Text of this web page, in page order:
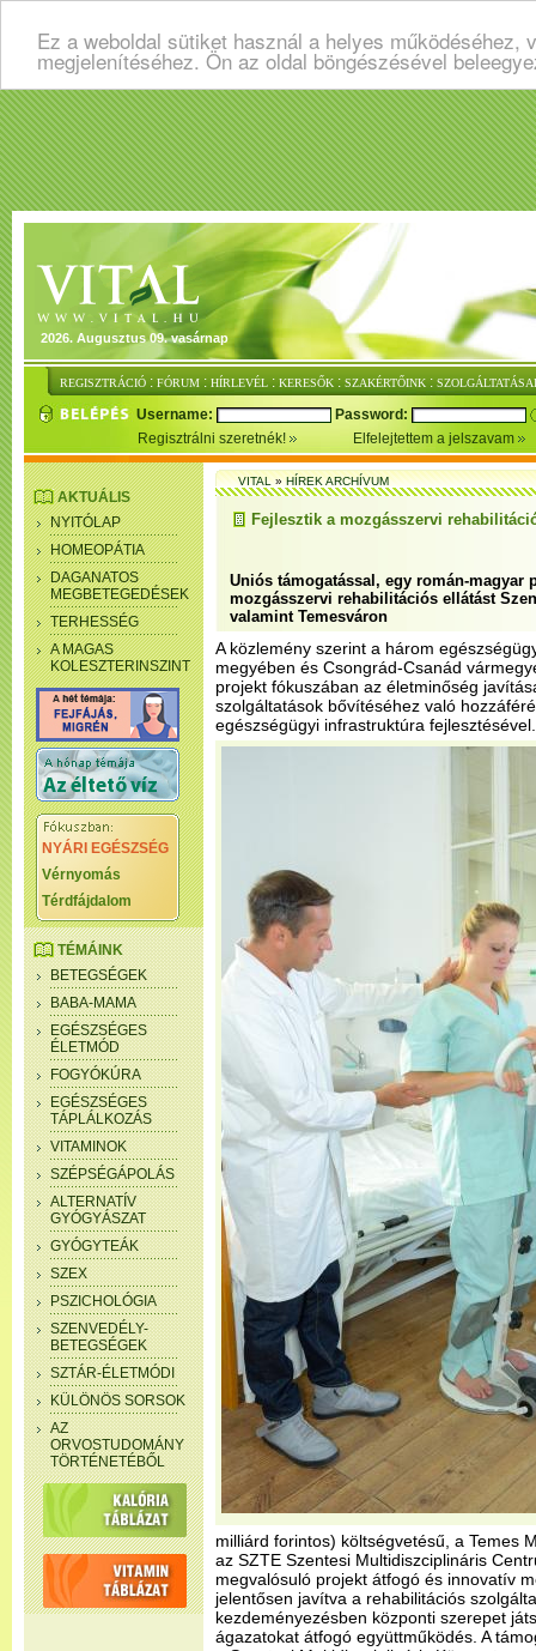
Ez a weboldal sütiket használ a helyes
megjelenítéséhez. Ön az oldal böngészésével
2026. Augusztus 09. vasárnap
REGISZTRÁCIÓ : FÓRUM : HÍRLEVÉL : KERESŐK : SZAKÉRTŐINK :
Username:
Password:
Regisztrálni szeretnék!
Elfelejtettem a jelszavam
AKTUÁLIS
NYITÓLAP
HOMEOPÁTIA
DAGANATOS
MEGBETEGEDÉSEK
TERHESSÉG
A MAGAS
KOLESZTERINSZINT
NYÁRI EGÉSZSÉG
Vérnyomás
Térdfájdalom
TÉMÁINK
BETEGSÉGEK
BABA-MAMA
EGÉSZSÉGES
ÉLETMÓD
FOGYÓKÚRA
EGÉSZSÉGES
TÁPLÁLKOZÁS
VITAMINOK
SZÉPSÉGÁPOLÁS
ALTERNATÍV
GYÓGYÁSZAT
GYÓGYTEÁK
SZEX
PSZICHOLÓGIA
SZENVEDÉLY-
BETEGSÉGEK
SZTÁR-ÉLETMÓDI
KÜLÖNÖS SORSOK
AZ
ORVOSTUDOMÁNY
TÖRTÉNETÉBŐL
VITAL»HÍREK ARCHÍVUM
Fejlesztik a mozgásszervi
Uniós támogatással, egy román-magyar
mozgásszervi rehabilitációs ellátást
valamint Temesváron
A közlemény szerint a három
megyében és Csongrád-Csanád
projekt fókuszában az életminőség
szolgáltatások bővítéséhez való
egészségügyi infrastruktúra
milliárd forintos) költségvetésű, a Temes
az SZTE Szentesi Multidiszciplináris
megvalósuló projekt átfogó és innovatív
jelentősen javítva a rehabilitációs
kezdeményezésben központi szerepet
ágazatokat átfogó együttműködés. A